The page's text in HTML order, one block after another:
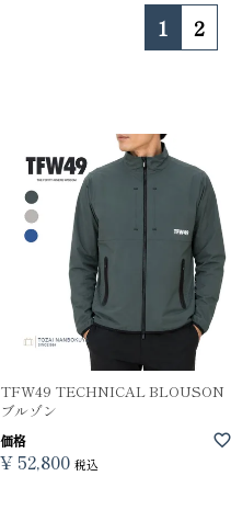
1 2
TFW49 TECHNICAL BLOUSON
ブルゾン
価格
¥ 52,800 税込